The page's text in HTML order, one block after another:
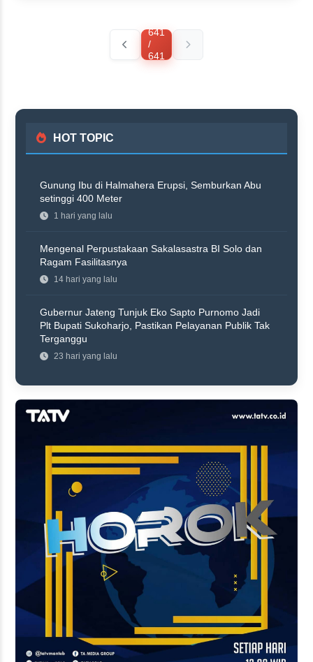
641
/
641
HOT TOPIC
Gunung Ibu di Halmahera Erupsi, Semburkan Abu
setinggi 400 Meter
1 hari yang lalu
Mengenal Perpustakaan Sakalasastra BI Solo dan
Ragam Fasilitasnya
14 hari yang lalu
Gubernur Jateng Tunjuk Eko Sapto Purnomo Jadi
Plt Bupati Sukoharjo, Pastikan Pelayanan Publik Tak
Terganggu
23 hari yang lalu